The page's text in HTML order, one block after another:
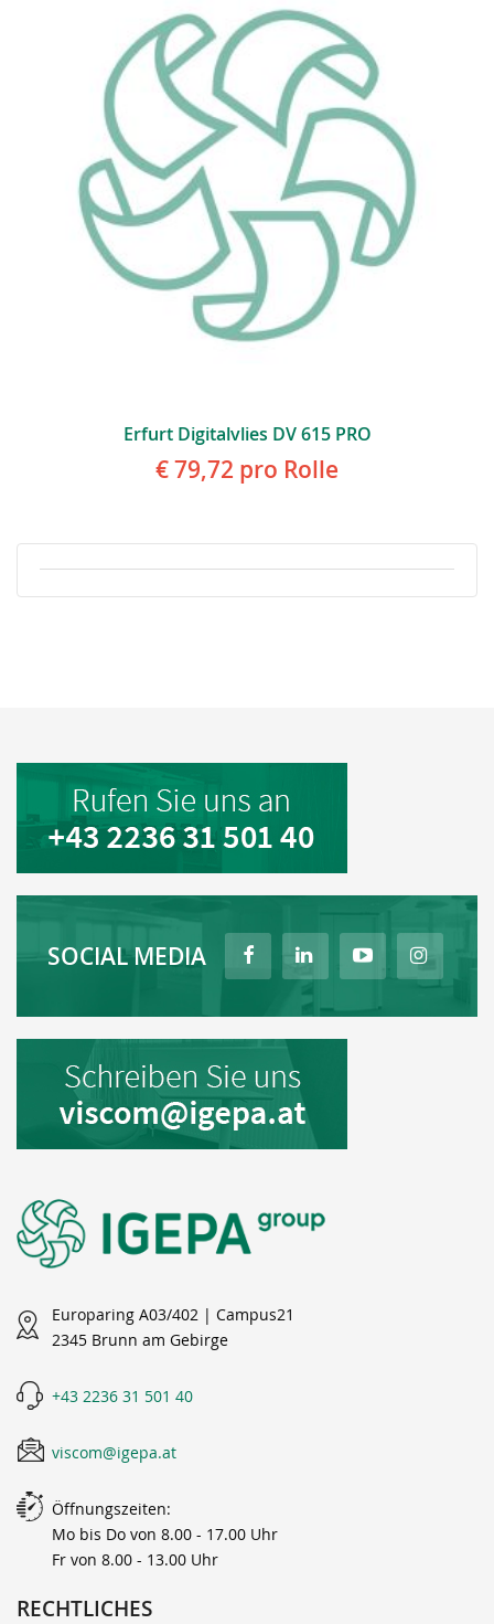
Erfurt Digitalvlies DV 615 PRO
€ 79,72 pro Rolle
SOCIAL MEDIA
Europaring A03/402 | Campus21
2345 Brunn am Gebirge
+43 2236 31 501 40
viscom@igepa.at
Öffnungszeiten:
Mo bis Do von 8.00 - 17.00 Uhr
Fr von 8.00 - 13.00 Uhr
RECHTLICHES